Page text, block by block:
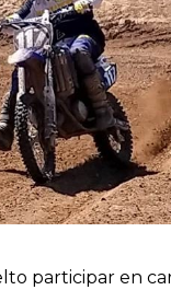
participar en